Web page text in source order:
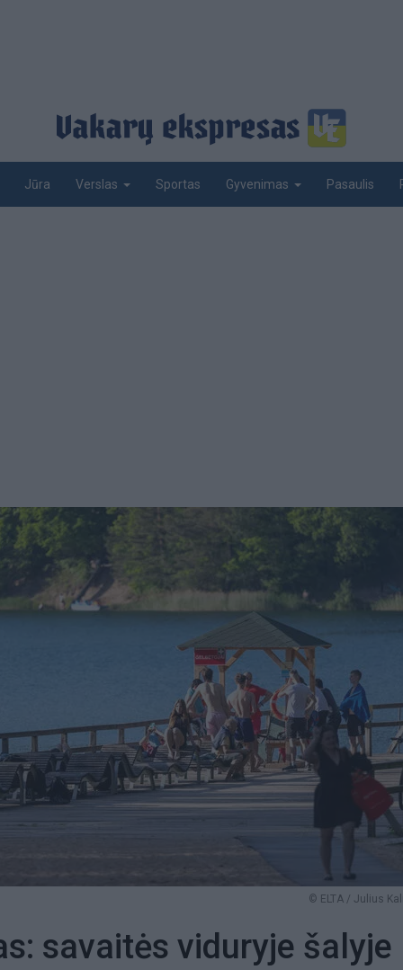
Jūra Verslas Sportas Gyvenimas Pasaulis
© ELTA / Julius
savaitės viduryje šalyje